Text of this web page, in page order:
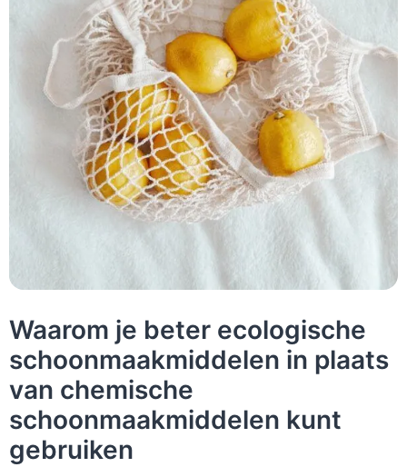
Waarom je beter ecologische
schoonmaakmiddelen in plaats
van chemische
schoonmaakmiddelen kunt
gebruiken